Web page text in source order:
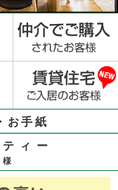
お手紙
ィー